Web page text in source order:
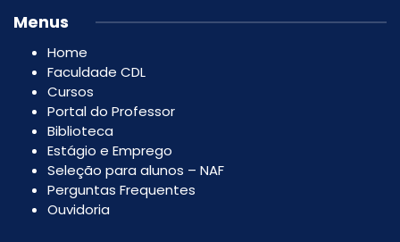
Menus
Home
Faculdade CDL
Cursos
Portal do Professor
Biblioteca
Estágio e Emprego
Seleção para alunos – NAF
Perguntas Frequentes
Ouvidoria